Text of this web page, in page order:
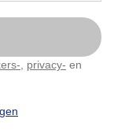
privacy- en